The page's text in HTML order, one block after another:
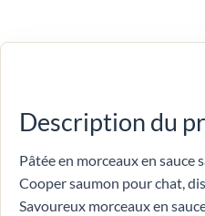
Description du
Pâtée en morceaux en sauce
Cooper saumon pour chat,
Savoureux morceaux en